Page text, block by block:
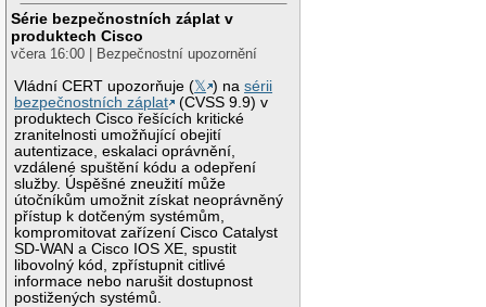
Série bezpečnostních záplat v
produktech Cisco
včera 16:00 | Bezpečnostní upozornění
Vládní CERT upozorňuje (𝕏 ) nasérii
bezpečnostních záplat
(CVSS 9.9) v
produktech Cisco řešících kritické
zranitelnosti umožňující obejití
autentizace, eskalaci oprávnění,
vzdálené spuštění kódu a odepření
služby. Úspěšné zneužití může
útočníkům umožnit získat neoprávněný
přístup k dotčeným systémům,
kompromitovat zařízení Cisco Catalyst
SD-WAN a Cisco IOS XE, spustit
libovolný kód, zpřístupnit citlivé
informace nebo narušit dostupnost
postižených systémů.